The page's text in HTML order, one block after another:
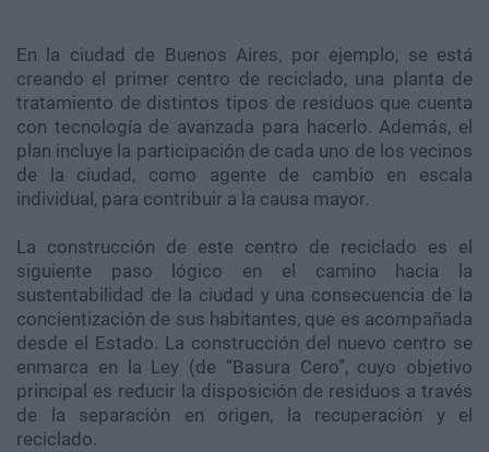
En la ciudad de Buenos Aires, por ejemplo, se está
creando el primer centro de reciclado, una planta de
tratamiento de distintos tipos de residuos que cuenta
con tecnología de avanzada para hacerlo. Además, el
plan incluye la participación de cada uno de los vecinos
de la ciudad, como agente de cambio en escala
individual, para contribuir a la causa mayor.
La construcción de este centro de reciclado es el
siguiente paso lógico en el camino hacia la
sustentabilidad de la ciudad y una consecuencia de la
concientización de sus habitantes, que es acompañada
desde el Estado. La construcción del nuevo centro se
enmarca en la Ley (de “Basura Cero”, cuyo objetivo
principal es reducir la disposición de residuos a través
de la separación en origen, la recuperación y el
reciclado.